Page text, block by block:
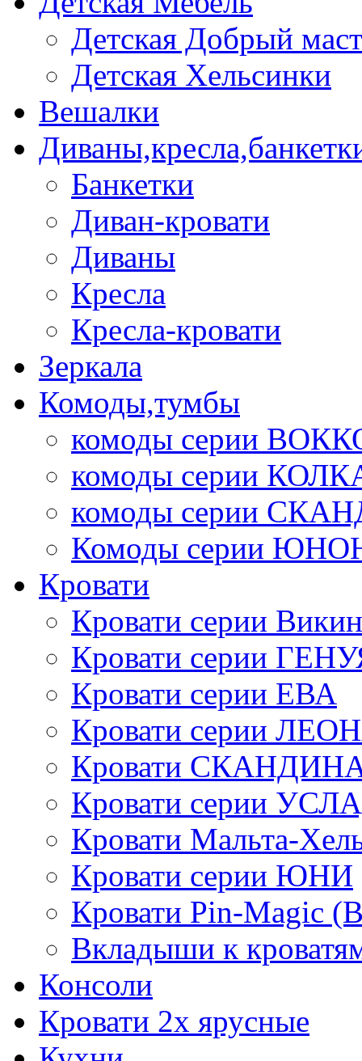
Детская Добрый
Детская Хельсинки
Вешалки
Банкетки
Диван-кровати
Диваны
Кресла
Кресла-кровати
Зеркала
Комоды,тумбы
комоды серии
комоды серии
комоды серии
Комоды серии
Кровати
Кровати серии
Кровати серии
Кровати серии ЕВА
Кровати серии
Кровати
Кровати серии
Кровати Мальта-
Кровати серии ЮНИ
Кровати Pin-Magic
Вкладыши к
Консоли
Кровати 2х ярусные